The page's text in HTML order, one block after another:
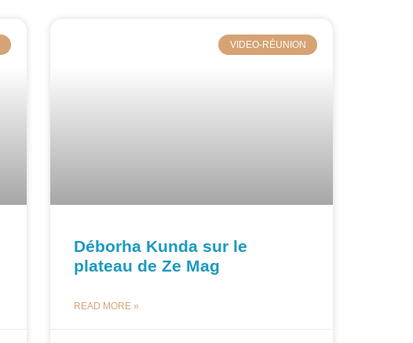
VIDEO-RÉUNION
Déborha Kunda sur le
plateau de Ze Mag
READ MORE »